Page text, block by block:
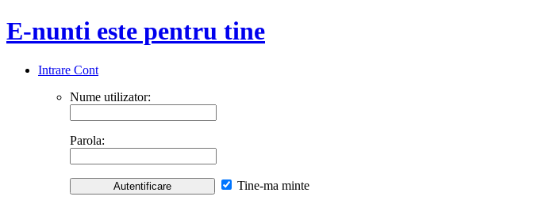
E-nunti este pentru tine
Intrare Cont
Nume utilizator:
Parola:
Tine-ma minte